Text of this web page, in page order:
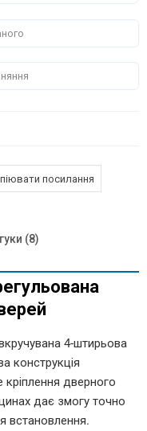
посилання
(8)
4-штирьова
конструкція
дверного
дає змогу точно
встановлення.